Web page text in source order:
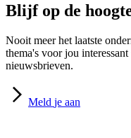
Blijf op de
Nooit meer het laatste
thema's voor jou
nieuwsbrieven.
Meld je aan